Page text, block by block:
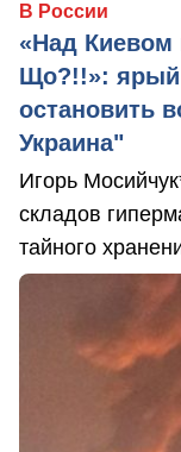
В России
«Над Киевом
Що?!!»: ярый
остановить
Украина"
Игорь
складов
тайного